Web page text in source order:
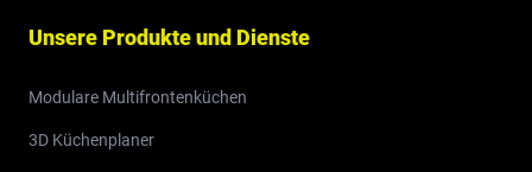
Unsere Produkte und Dienste
Modulare Multifrontenküchen
3D Küchenplaner